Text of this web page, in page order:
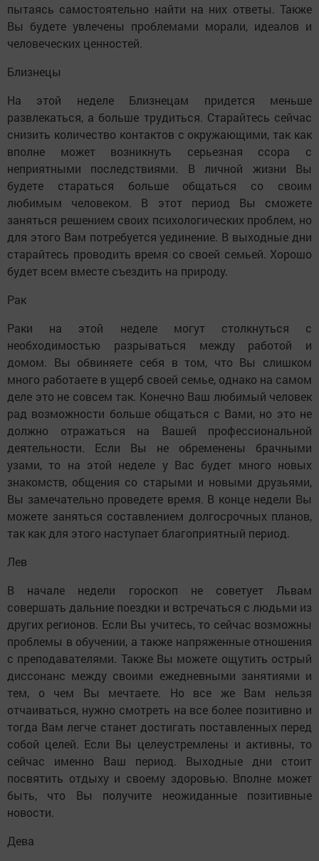
пытаясь самостоятельно найти на них ответы. Также
Вы будете увлечены проблемами морали, идеалов и
человеческих ценностей.
Близнецы
На этой неделе Близнецам придется меньше
развлекаться, а больше трудиться. Старайтесь сейчас
снизить количество контактов с окружающими, так как
вполне может возникнуть серьезная ссора с
неприятными последствиями. В личной жизни Вы
будете стараться больше общаться со своим
любимым человеком. В этот период Вы сможете
заняться решением своих психологических проблем, но
для этого Вам потребуется уединение. В выходные дни
старайтесь проводить время со своей семьей. Хорошо
будет всем вместе съездить на природу.
Рак
Раки на этой неделе могут столкнуться с
необходимостью разрываться между работой и
домом. Вы обвиняете себя в том, что Вы слишком
много работаете в ущерб своей семье, однако на самом
деле это не совсем так. Конечно Ваш любимый человек
рад возможности больше общаться с Вами, но это не
должно отражаться на Вашей профессиональной
деятельности. Если Вы не обременены брачными
узами, то на этой неделе у Вас будет много новых
знакомств, общения со старыми и новыми друзьями,
Вы замечательно проведете время. В конце недели Вы
можете заняться составлением долгосрочных планов,
так как для этого наступает благоприятный период.
Лев
В начале недели гороскоп не советует Львам
совершать дальние поездки и встречаться с людьми из
других регионов. Если Вы учитесь, то сейчас возможны
проблемы в обучении, а также напряженные отношения
с преподавателями. Также Вы можете ощутить острый
диссонанс между своими ежедневными занятиями и
тем, о чем Вы мечтаете. Но все же Вам нельзя
отчаиваться, нужно смотреть на все более позитивно и
тогда Вам легче станет достигать поставленных перед
собой целей. Если Вы целеустремлены и активны, то
сейчас именно Ваш период. Выходные дни стоит
посвятить отдыху и своему здоровью. Вполне может
быть, что Вы получите неожиданные позитивные
новости.
Дева